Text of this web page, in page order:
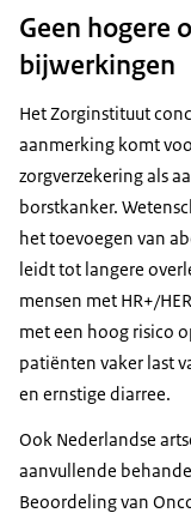
Geen hogere
bijwerkingen
Het Zorginstituut
aanmerking komt
zorgverzekering als
borstkanker.
het toevoegen van
leidt tot langere
mensen met HR+/
met een hoog risico
patiënten vaker last
en ernstige diarree.
Ook Nederlandse
aanvullende
Beoordeling van